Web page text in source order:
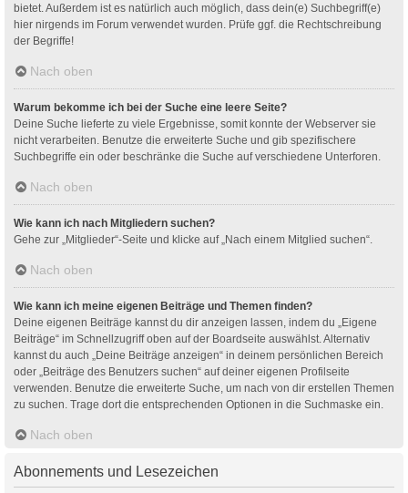
bietet. Außerdem ist es natürlich auch möglich, dass dein(e) Suchbegriff(e)
hier nirgends im Forum verwendet wurden. Prüfe ggf. die Rechtschreibung
der Begriffe!
Nach oben
Warum bekomme ich bei der Suche eine leere Seite?
Deine Suche lieferte zu viele Ergebnisse, somit konnte der Webserver sie
nicht verarbeiten. Benutze die erweiterte Suche und gib spezifischere
Suchbegriffe ein oder beschränke die Suche auf verschiedene Unterforen.
Nach oben
Wie kann ich nach Mitgliedern suchen?
Gehe zur „Mitglieder“-Seite und klicke auf „Nach einem Mitglied suchen“.
Nach oben
Wie kann ich meine eigenen Beiträge und Themen finden?
Deine eigenen Beiträge kannst du dir anzeigen lassen, indem du „Eigene
Beiträge“ im Schnellzugriff oben auf der Boardseite auswählst. Alternativ
kannst du auch „Deine Beiträge anzeigen“ in deinem persönlichen Bereich
oder „Beiträge des Benutzers suchen“ auf deiner eigenen Profilseite
verwenden. Benutze die erweiterte Suche, um nach von dir erstellen Themen
zu suchen. Trage dort die entsprechenden Optionen in die Suchmaske ein.
Nach oben
Abonnements und Lesezeichen